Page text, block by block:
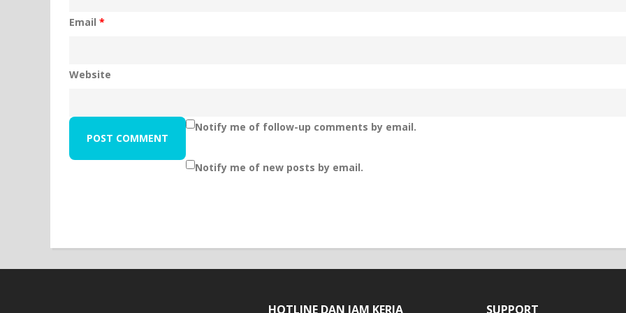
Email *
Website
Notify me of follow-up comments by email.
Notify me of new posts by email.
HOTLINE DAN JAM KERJA SUPPORT